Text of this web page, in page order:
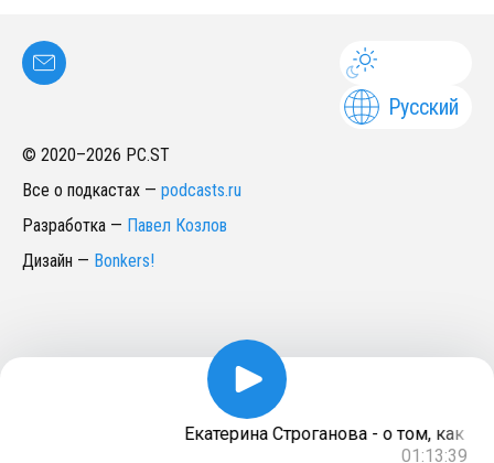
Русский
© 2020–2026 PC.ST
Все о подкастах — podcasts.ru
Разработка — Павел Козлов
Дизайн — Bonkers!
Екатерина Строганова - о том, как
01:13:39